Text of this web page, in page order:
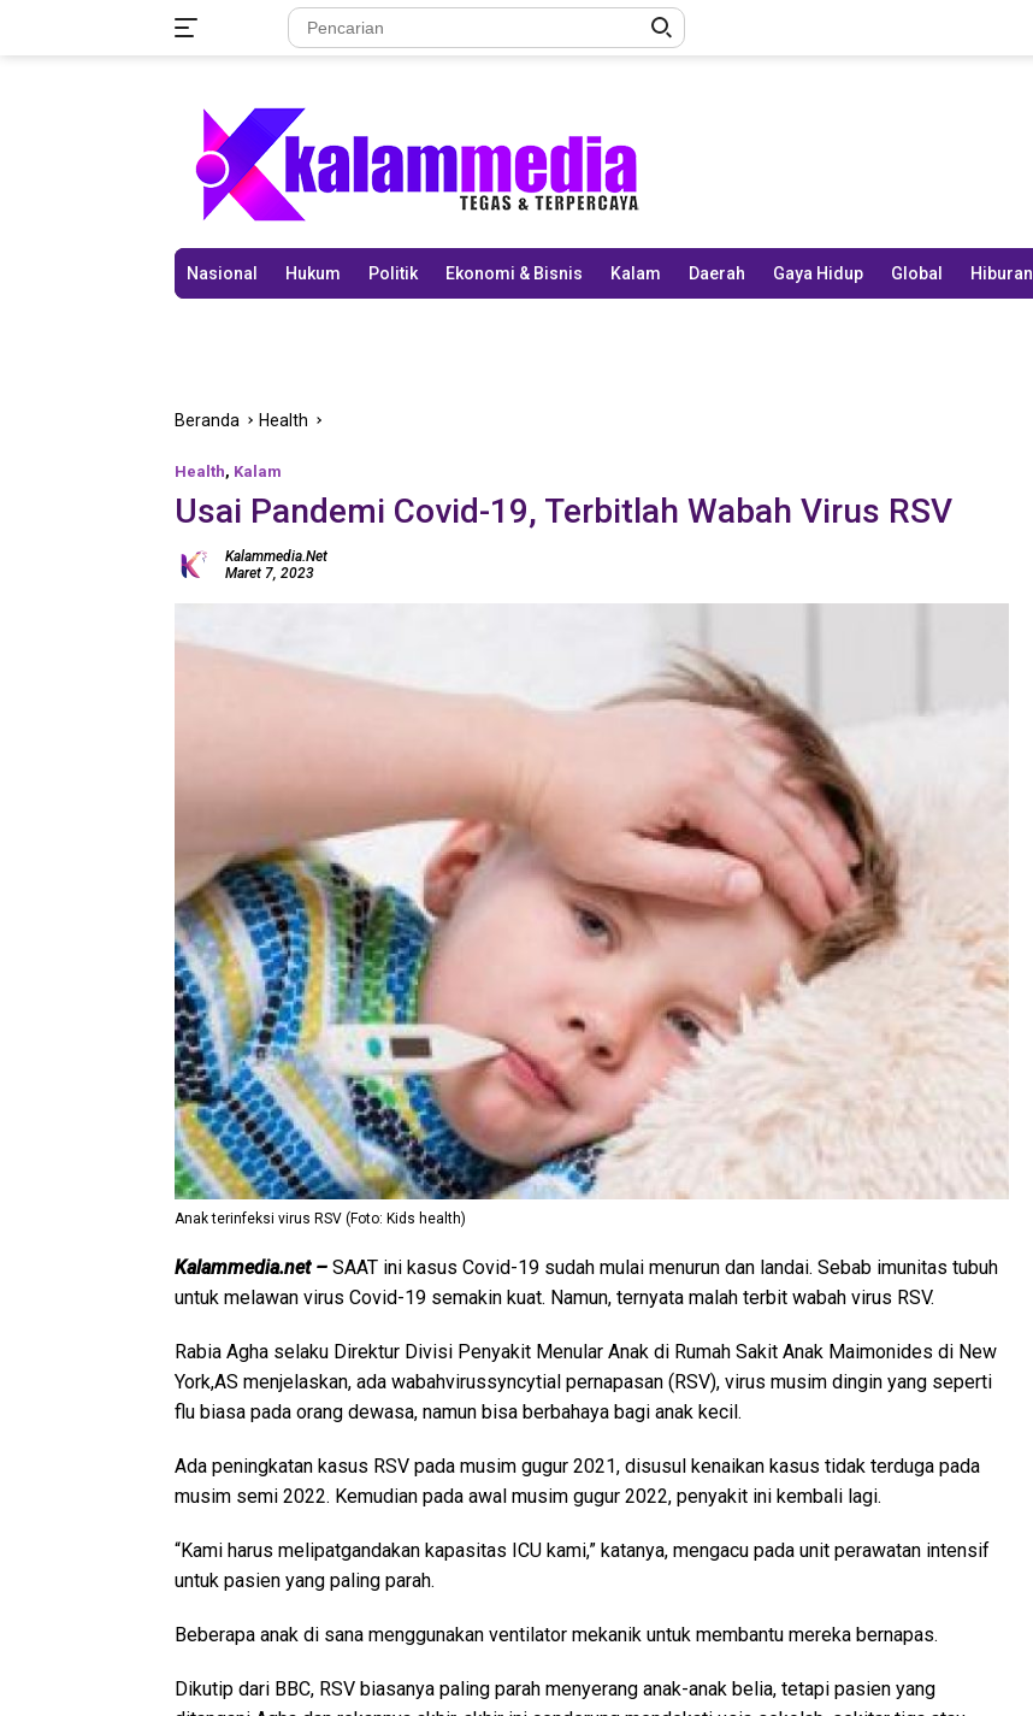
Nasional Hukum Politik Ekonomi & Bisnis Kalam Daerah Gaya Hidup Global Hiburan
Beranda Health
Health, Kalam
Usai Pandemi Covid-19, Terbitlah Wabah Virus RSV
Kalammedia.net
Maret 7, 2023
Anak terinfeksi virus RSV (Foto: Kids health)
Kalammedia.net – SAAT ini kasus Covid-19 sudah mulai menurun dan landai. Sebab imunitas tubuh
untuk melawan virus Covid-19 semakin kuat. Namun, ternyata malah terbit wabah virus RSV.
Rabia Agha selaku Direktur Divisi Penyakit Menular Anak di Rumah Sakit Anak Maimonides di New
York,AS menjelaskan, ada wabahvirussyncytial pernapasan (RSV), virus musim dingin yang seperti
flu biasa pada orang dewasa, namun bisa berbahaya bagi anak kecil.
Ada peningkatan kasus RSV pada musim gugur 2021, disusul kenaikan kasus tidak terduga pada
musim semi 2022. Kemudian pada awal musim gugur 2022, penyakit ini kembali lagi.
“Kami harus melipatgandakan kapasitas ICU kami,” katanya, mengacu pada unit perawatan intensif
untuk pasien yang paling parah.
Beberapa anak di sana menggunakan ventilator mekanik untuk membantu mereka bernapas.
Dikutip dari BBC, RSV biasanya paling parah menyerang anak-anak belia, tetapi pasien yang